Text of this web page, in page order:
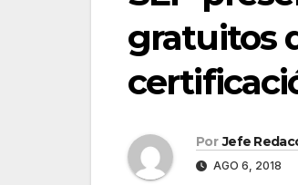
gratuitos
Por Jefe
AGO 6, 2018